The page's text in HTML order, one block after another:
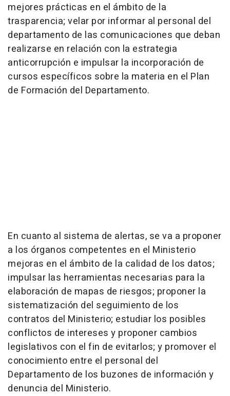
mejores prácticas en el ámbito de la
trasparencia; velar por informar al personal del
departamento de las comunicaciones que deban
realizarse en relación con la estrategia
anticorrupción e impulsar la incorporación de
cursos específicos sobre la materia en el Plan
de Formación del Departamento.
En cuanto al sistema de alertas, se va a proponer
a los órganos competentes en el Ministerio
mejoras en el ámbito de la calidad de los datos;
impulsar las herramientas necesarias para la
elaboración de mapas de riesgos; proponer la
sistematización del seguimiento de los
contratos del Ministerio; estudiar los posibles
conflictos de intereses y proponer cambios
legislativos con el fin de evitarlos; y promover el
conocimiento entre el personal del
Departamento de los buzones de información y
denuncia del Ministerio.